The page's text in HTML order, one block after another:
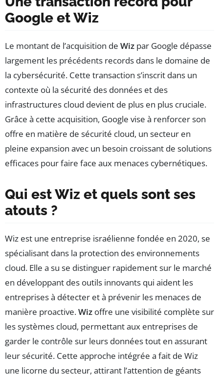
Google et Wiz
Le montant de l’acquisition de Wiz par Google dépasse
largement les précédents records dans le domaine de
la cybersécurité. Cette transaction s’inscrit dans un
contexte où la sécurité des données et des
infrastructures cloud devient de plus en plus cruciale.
Grâce à cette acquisition, Google vise à renforcer son
offre en matière de sécurité cloud, un secteur en
pleine expansion avec un besoin croissant de solutions
efficaces pour faire face aux menaces cybernétiques.
Qui est Wiz et quels sont ses
atouts ?
Wiz est une entreprise israélienne fondée en 2020, se
spécialisant dans la protection des environnements
cloud. Elle a su se distinguer rapidement sur le marché
en développant des outils innovants qui aident les
entreprises à détecter et à prévenir les menaces de
manière proactive.Wiz offre une visibilité complète sur
les systèmes cloud, permettant aux entreprises de
garder le contrôle sur leurs données tout en assurant
leur sécurité. Cette approche intégrée a fait de Wiz
une licorne du secteur, attirant l’attention de géants